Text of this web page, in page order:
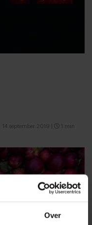
Over
14 september 2019 1 min